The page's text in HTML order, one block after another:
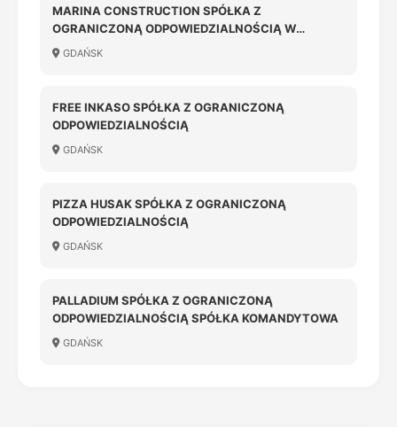
MARINA CONSTRUCTION SPÓŁKA Z
OGRANICZONĄ ODPOWIEDZIALNOŚCIĄ W
LIKWIDACJI
GDAŃSK
FREE INKASO SPÓŁKA Z OGRANICZONĄ
ODPOWIEDZIALNOŚCIĄ
GDAŃSK
PIZZA HUSAK SPÓŁKA Z OGRANICZONĄ
ODPOWIEDZIALNOŚCIĄ
GDAŃSK
PALLADIUM SPÓŁKA Z OGRANICZONĄ
ODPOWIEDZIALNOŚCIĄ SPÓŁKA KOMANDYTOWA
GDAŃSK